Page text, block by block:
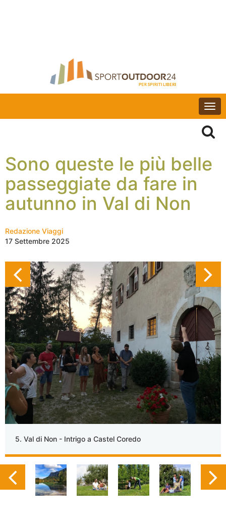
Sono queste le più belle
passeggiate da fare in
autunno in Val di Non
Redazione Viaggi
17 Settembre 2025
5. Val di Non - Intrigo a Castel Coredo